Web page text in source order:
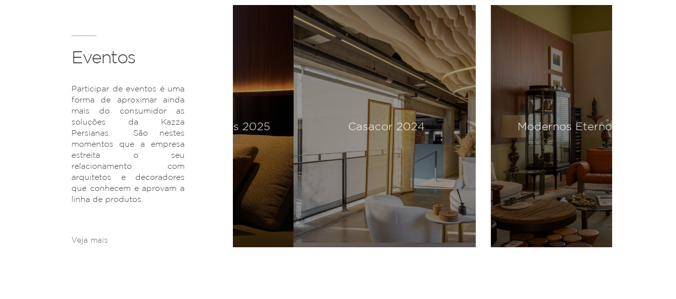
Eventos
Participar de eventos é uma
forma de aproximar ainda
mais do consumidor as
soluções da Kazza
Persianas. São nestes
momentos que a empresa
estreita o seu
relacionamento com
arquitetos e decoradores
que conhecem e aprovam a
linha de produtos.
Veja mais
Casacor 2024 Modernos Eternos 2024